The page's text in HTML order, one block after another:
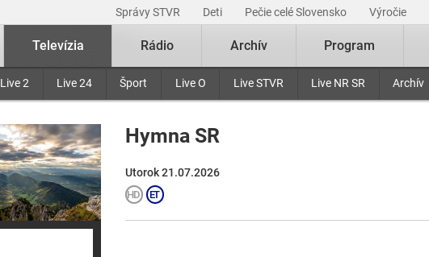
Správy STVR Deti Pečie celé Slovensko Výročie
Televízia
Live 2 Live 24 Šport Live O Live STVR Live NR SR Archív
Rádio Archív Program
Hymna SR
Utorok 21.07.2026